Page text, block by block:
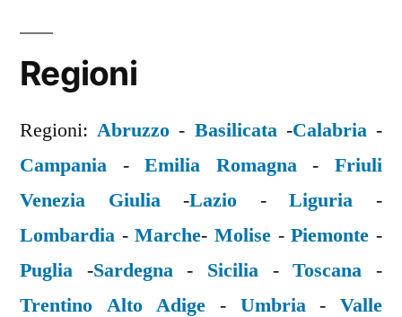
Regioni
Regioni:Abruzzo - Basilicata-Calabria-
Campania -Emilia Romagna-Friuli
Venezia Giulia-Lazio -Liguria -
Lombardia -Marche-Molise -Piemonte -
Puglia -Sardegna- Sicilia -Toscana -
Trentino Alto Adige - Umbria-Valle